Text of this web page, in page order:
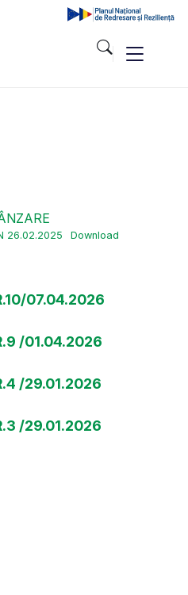
26.02.2025 Download
07.04.2026
/01.04.2026
/29.01.2026
/29.01.2026